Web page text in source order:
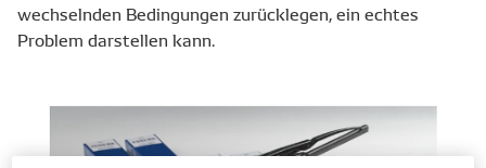
wechselnden Bedingungen zurücklegen, ein echtes
Problem darstellen kann.